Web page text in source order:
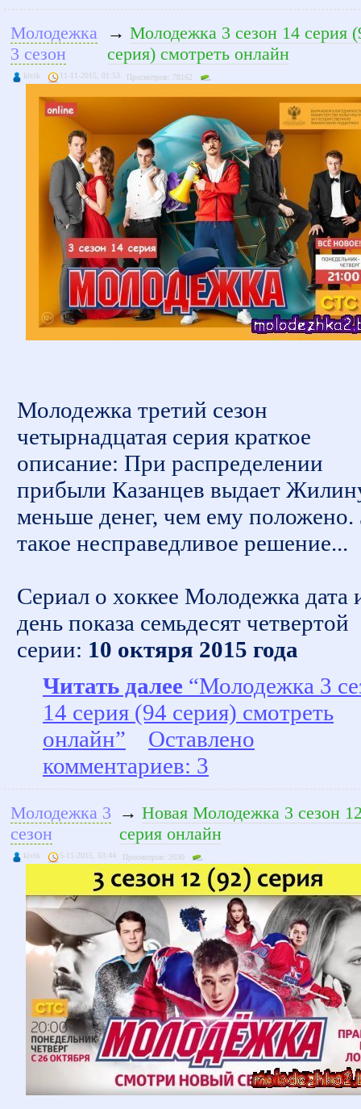
Молодежка
3 сезон
→ Молодежка 3 сезон 14 серия
серия) смотреть онлайн
kivik 11-11-2015, 01:53 Просмотров: 78162
Молодежка третий сезон
четырнадцатая серия краткое
описание: При распределении
прибыли Казанцев выдает
меньше денег, чем ему положено.
такое несправедливое решение...
Сериал о хоккее Молодежка дата
день показа семьдесят четвертой
серии: 10 октяря 2015 года
Читать далее “Молодежка 3
14 серия (94 серия) смотреть
онлайн”
Оставлено
комментариев: 3
Молодежка 3
сезон
→ Новая Молодежка 3 сезон
серия онлайн
kivik 5-11-2015, 03:44 Просмотров: 2030